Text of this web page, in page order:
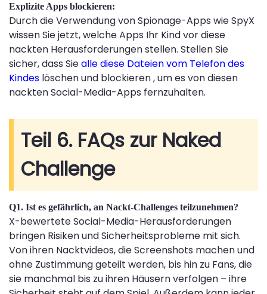
Explizite Apps blockieren:
Durch die Verwendung von Spionage-Apps wie SpyX
wissen Sie jetzt, welche Apps Ihr Kind vor diese
nackten Herausforderungen stellen. Stellen Sie
sicher, dass Siealle diese Dateien vom Telefon des
Kindes löschen und blockieren , um es von diesen
nackten Social-Media-Apps fernzuhalten.
Teil 6. FAQs zur Naked
Challenge
Q1. Ist es gefährlich, an Nackt-Challenges teilzunehmen?
X-bewertete Social-Media-Herausforderungen
bringen Risiken und Sicherheitsprobleme mit sich.
Von ihren Nacktvideos, die Screenshots machen und
ohne Zustimmung geteilt werden, bis hin zu Fans, die
sie manchmal bis zu ihren Häusern verfolgen – ihre